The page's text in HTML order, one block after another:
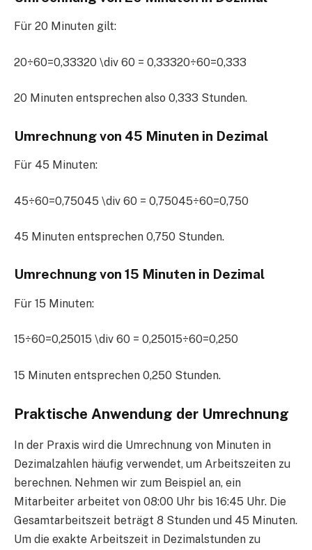
Für 20 Minuten gilt:
20÷60=0,33320 \div 60 = 0,33320÷60=0,333
20 Minuten entsprechen also 0,333 Stunden.
Umrechnung von 45 Minuten in Dezimal
Für 45 Minuten:
45÷60=0,75045 \div 60 = 0,75045÷60=0,750
45 Minuten entsprechen 0,750 Stunden.
Umrechnung von 15 Minuten in Dezimal
Für 15 Minuten:
15÷60=0,25015 \div 60 = 0,25015÷60=0,250
15 Minuten entsprechen 0,250 Stunden.
Praktische Anwendung der Umrechnung
In der Praxis wird die Umrechnung von Minuten in
Dezimalzahlen häufig verwendet, um Arbeitszeiten zu
berechnen. Nehmen wir zum Beispiel an, ein
Mitarbeiter arbeitet von 08:00 Uhr bis 16:45 Uhr. Die
Gesamtarbeitszeit beträgt 8 Stunden und 45 Minuten.
Um die exakte Arbeitszeit in Dezimalstunden zu